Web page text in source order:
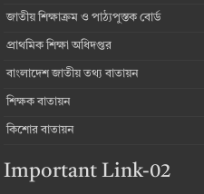
জাতীয় শিক্ষাক্রম ও পাঠ্যপুস্তক বোর্ড
প্রাথমিক শিক্ষা অধিদপ্তর
বাংলাদেশ জাতীয় তথ্য বাতায়ন
শিক্ষক বাতায়ন
কিশোর বাতায়ন
Important Link-02